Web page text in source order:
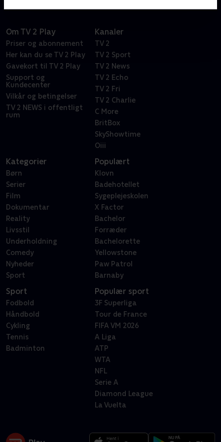
Om TV 2 Play
Priser og abonnement
Her kan du se TV 2 Play
Gavekort til TV 2 Play
Support og
Kundecenter
Vilkår og betingelser
TV 2 NEWS i offentligt
rum
Kanaler
TV 2
TV 2 Sport
TV 2 News
TV 2 Echo
TV 2 Fri
TV 2 Charlie
C More
BritBox
SkyShowtime
Oiii
Kategorier
Børn
Serier
Film
Dokumentar
Reality
Livsstil
Underholdning
Comedy
Nyheder
Sport
Populært
Klovn
Badehotellet
Sygeplejeskolen
X Factor
Bachelor
Forræder
Bachelorette
Yellowstone
Paw Patrol
Barnaby
Sport
Fodbold
Håndbold
Cykling
Tennis
Badminton
Populær sport
3F Superliga
Tour de France
FIFA VM 2026
A Liga
ATP
WTA
NFL
Serie A
Diamond League
La Vuelta